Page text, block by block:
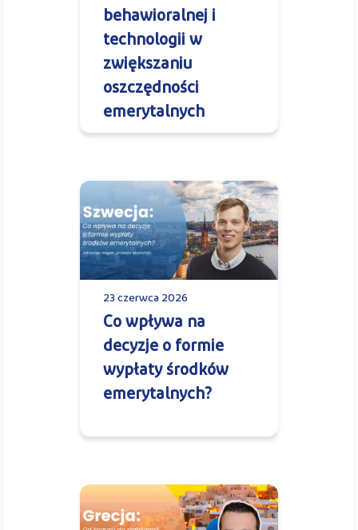
behawioralnej i
technologii w
zwiększaniu
oszczędności
emerytalnych
23 czerwca 2026
Co wpływa na
decyzje o formie
wypłaty środków
emerytalnych?